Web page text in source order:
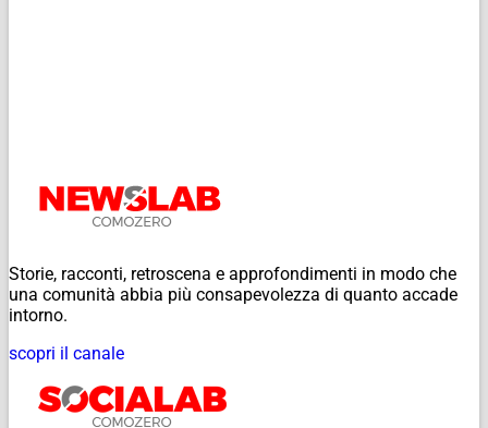
Storie, racconti, retroscena e approfondimenti in modo che
una comunità abbia più consapevolezza di quanto accade
intorno.
scopri il canale